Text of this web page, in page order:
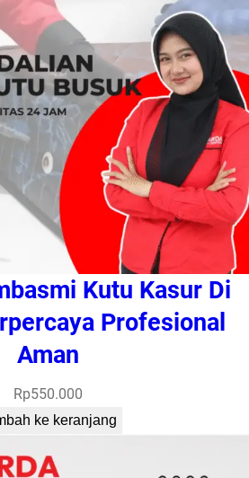
Kutu Kasur Di
Profesional
Aman
Rp550.000
ke keranjang